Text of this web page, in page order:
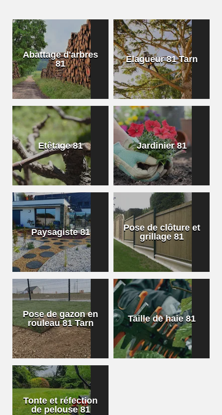
Abattage d'arbres
81
Elagueur 81 Tarn
Etêtage 81 Jardinier 81
Paysagiste 81
Pose de clôture et
grillage 81
Pose de gazon en
rouleau 81 Tarn
Taille de haie 81
Tonte et réfection
de pelouse 81